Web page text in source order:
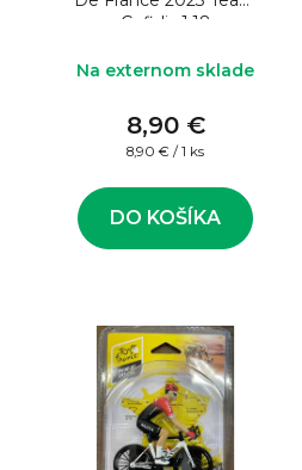
Cofidis 1:18
Na externom sklade
8,90 €
Jednotková
8,90 € / 1 ks
DO KOŠÍKA